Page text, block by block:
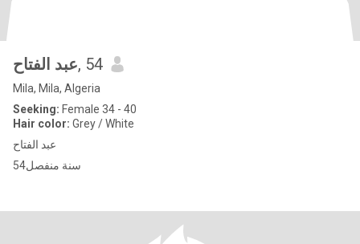
عبد الفتاح, 54
Mila, Mila, Algeria
Seeking: Female 34 - 40
Hair color: Grey / White
عبد الفتاح
54سنة منفصل